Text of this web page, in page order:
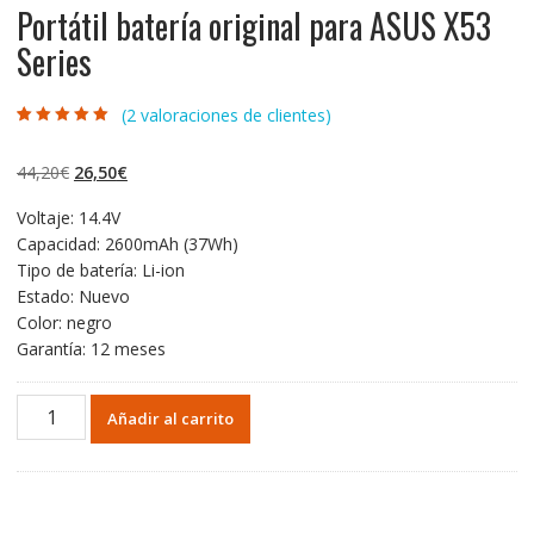
Portátil batería original para ASUS X53
Series
valoraciones de
(2valoraciones de clientes)
44,20€ El
original
era:
44,20€.
26,50€El
es:
26,50€.
Voltaje: 14.4V
Capacidad: 2600mAh (37Wh)
Tipo de batería: Li-ion
Estado: Nuevo
Color: negro
Garantía: 12 meses
Portátil
batería
Añadir al carrito